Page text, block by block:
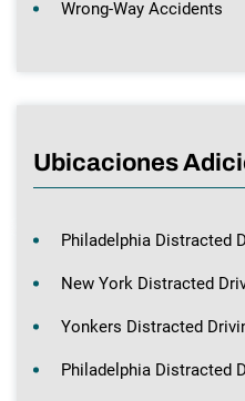
Wrong-Way Accidents
Ubicaciones
Philadelphia Distracted
New York Distracted
Yonkers Distracted
Philadelphia Distracted